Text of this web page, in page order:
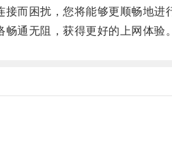
困扰，您将能够更顺畅地进
通无阻，获得更好的上网体验。